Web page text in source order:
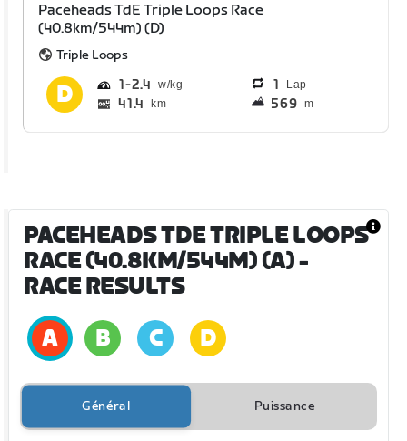
Paceheads TdE Triple Loops Race
(40.8km/544m) (D)
Triple Loops
1 2.4 1 Lap
41.4 km 569 m
PACEHEADS TDE TRIPLE LOOPS
RACE (40.8KM/544M) (A)-
RACE RESULTS
Général Puissance